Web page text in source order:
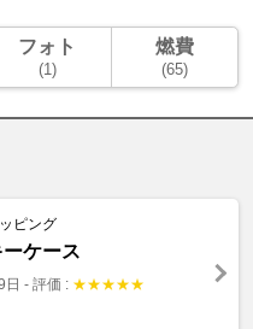
フォト
(1)
燃費
(65)
ピング
ケース
日 - 評価 : ★★★★★